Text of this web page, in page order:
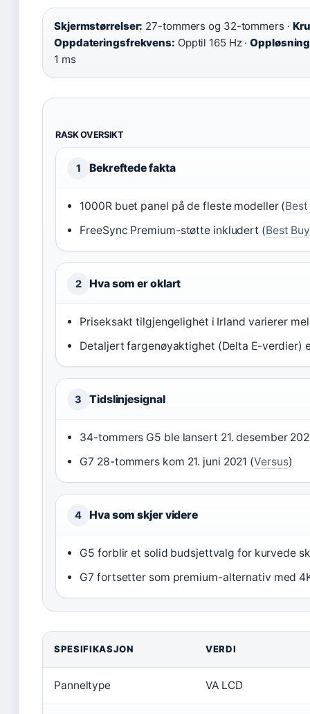
Skjermstørrelser: 27-tommers og 32-tommers ·
Oppdateringsfrekvens: Opptil 165 Hz ·
1 ms
RASK OVERSIKT
1 Bekreftede fakta
1000R buet panel på de fleste modeller (
FreeSync Premium-støtte inkludert (Best
2 Hva som er oklart
Priseksakt tilgjengelighet i Irland varierer
Detaljert fargenøyaktighet (Delta E-verdier)
3 Tidslinjesignal
34-tommers G5 ble lansert 21. desember
G7 28-tommers kom 21. juni 2021 (Versus)
4 Hva som skjer videre
G5 forblir et solid budsjettvalg for kurvede
G7 fortsetter som premium-alternativ med
SPESIFIKASJON VERDI
Panneltype VA LCD